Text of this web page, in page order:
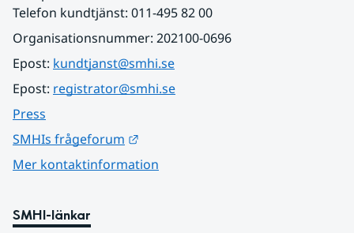
Telefon kundtjänst: 011-495 82 00
Organisationsnummer: 202100-0696
Epost: kundtjanst@smhi.se
Epost: registrator@smhi.se
Press
SMHIs frågeforum
Mer kontaktinformation
SMHI-länkar